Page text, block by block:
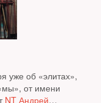
уже об «элитах»,
от имени
NT Андрей